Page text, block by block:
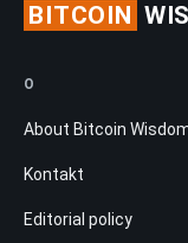
BITCOIN
O
About Bitcoin
Kontakt
Editorial policy